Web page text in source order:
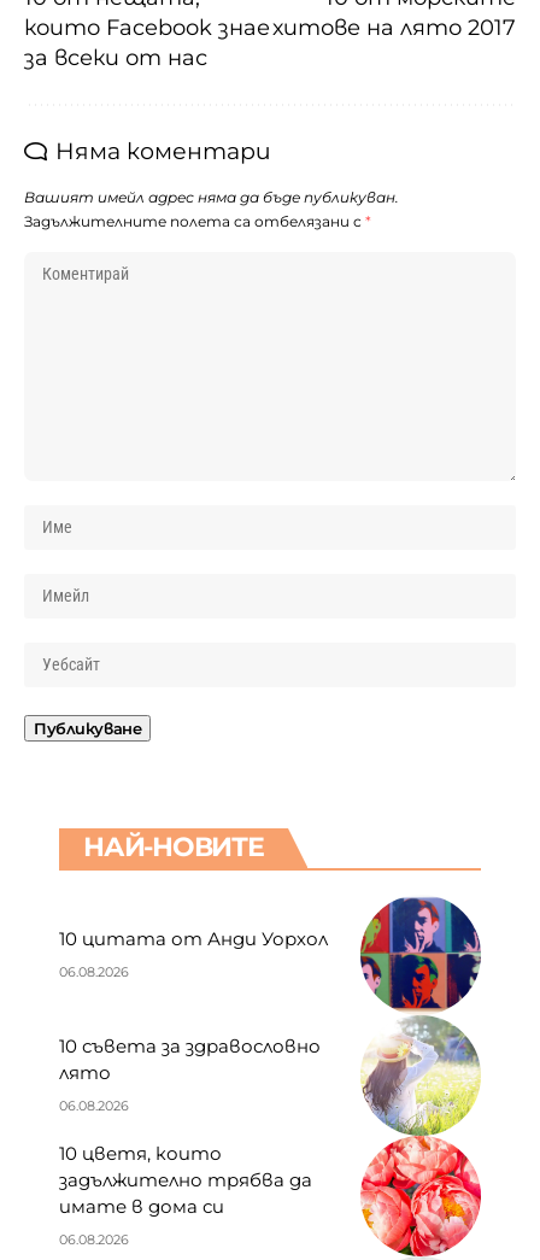
които Facebook знае
за всеки от нас
хитове на лято 2017
Няма коментари
Вашият имейл адрес няма да бъде публикуван.
Задължителните полета са отбелязани с *
НАЙ-НОВИТЕ
10 цитата от Анди Уорхол
06.08.2026
10 съвета за здравословно
лято
06.08.2026
10 цветя, които
задължително трябва да
имате в дома си
06.08.2026